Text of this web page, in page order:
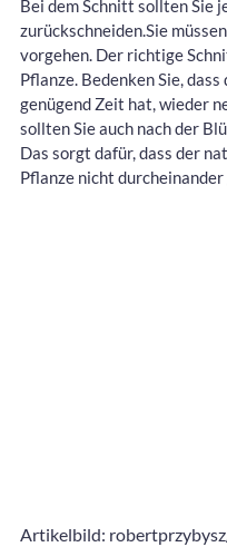
Bei dem Schnitt sollten Sie
zurückschneiden.Sie
vorgehen. Der richtige
Pflanze. Bedenken Sie,
genügend Zeit hat, wieder
sollten Sie auch nach der
Das sorgt dafür, dass der
Pflanze nicht
Artikelbild: